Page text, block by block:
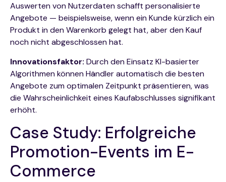
Auswerten von Nutzerdaten schafft personalisierte
Angebote — beispielsweise, wenn ein Kunde kürzlich ein
Produkt in den Warenkorb gelegt hat, aber den Kauf
noch nicht abgeschlossen hat.
Innovationsfaktor: Durch den Einsatz KI-basierter
Algorithmen können Händler automatisch die besten
Angebote zum optimalen Zeitpunkt präsentieren, was
die Wahrscheinlichkeit eines Kaufabschlusses signifikant
erhöht.
Case Study: Erfolgreiche
Promotion-Events im E-
Commerce